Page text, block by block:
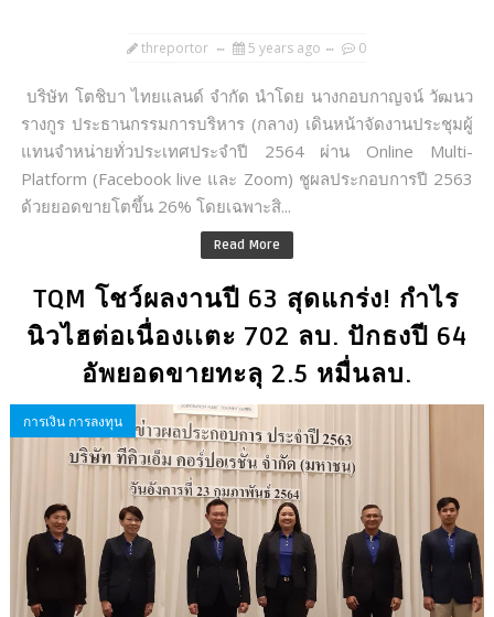
threportor 5 years ago 0
บริษัท โตชิบา ไทยแลนด์ จำกัด นำโดย นางกอบกาญจน์ วัฒนว
รางกูร ประธานกรรมการบริหาร (กลาง) เดินหน้าจัดงานประชุมผู้
แทนจำหน่ายทั่วประเทศประจำปี 2564 ผ่าน Online Multi-
Platform (Facebook live และ Zoom) ชูผลประกอบการปี 2563
ด้วยยอดขายโตขึ้น 26% โดยเฉพาะสิ...
Read More
TQM โชว์ผลงานปี 63 สุดแกร่ง! กำไร
นิวไฮต่อเนื่องเเตะ 702 ลบ. ปักธงปี 64
อัพยอดขายทะลุ 2.5 หมื่นลบ.
การเงิน การลงทุน